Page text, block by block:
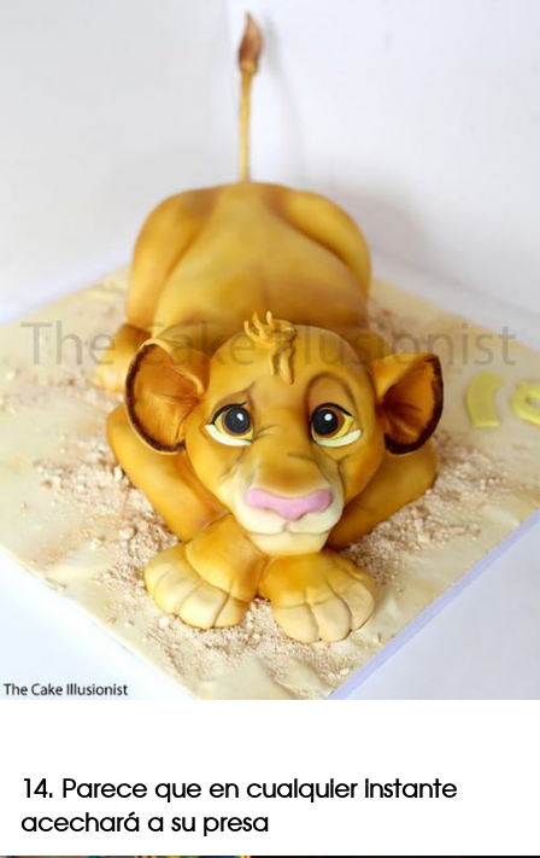
14. Parece que en cualquier instante
acechará a su presa